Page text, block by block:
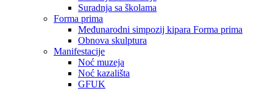
Suradnja sa školama
Forma prima
Međunarodni simpozij kipara Forma prima
Obnova skulptura
Manifestacije
Noć muzeja
Noć kazališta
GFUK